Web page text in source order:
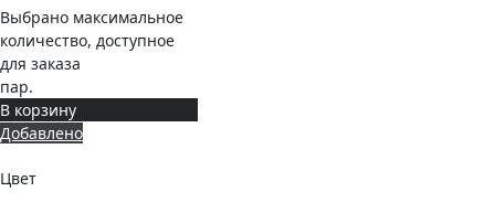
Выбрано максимальное
количество, доступное
для заказа
пар.
В корзину
Добавлено
Цвет